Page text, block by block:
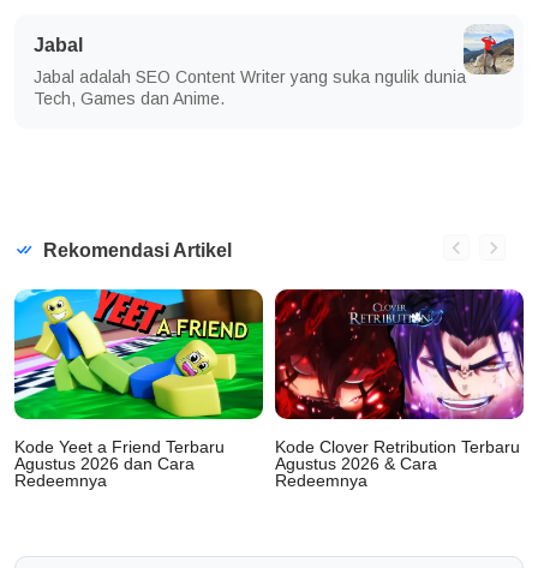
Jabal
Jabal adalah SEO Content Writer yang suka ngulik dunia
Tech, Games dan Anime.
Rekomendasi Artikel
Kode Yeet a Friend Terbaru
Agustus 2026 dan Cara
Redeemnya
Kode Clover Retribution Terbaru
Agustus 2026 & Cara
Redeemnya